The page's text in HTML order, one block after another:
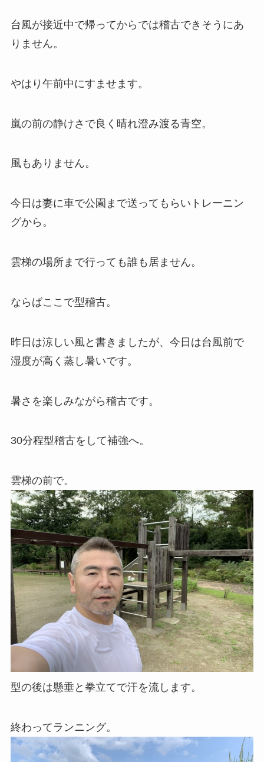
台風が接近中で帰ってからでは稽古できそうにあ
りません。
やはり午前中にすませます。
嵐の前の静けさで良く晴れ澄み渡る青空。
風もありません。
今日は妻に車で公園まで送ってもらいトレーニン
グから。
雲梯の場所まで行っても誰も居ません。
ならばここで型稽古。
昨日は涼しい風と書きましたが、今日は台風前で
湿度が高く蒸し暑いです。
暑さを楽しみながら稽古です。
30分程型稽古をして補強へ。
雲梯の前で。
型の後は懸垂と拳立てで汗を流します。
終わってランニング。